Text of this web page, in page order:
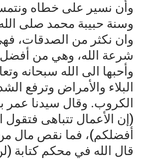
وأن نسير على خطاه
وسنة حبيبة محمد صلى
وان نكثر من الصدقات،
شرعة الله، وهي من أفضل
وأحبها الى الله سبحانه
البلاء والأمراض وترفع
الكروب. وقال سيدنا
(إن الأعمال تتباهى فتقول
أفضلكم)، فما نقص مال
قال الله في محكم كتابة (لن